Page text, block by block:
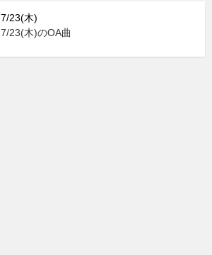
7/23(木)
7/23(木)のOA曲